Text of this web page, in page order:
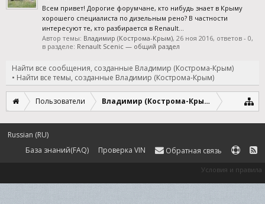
Всем привет! Дорогие форумчане, кто нибудь знает в Крыму
хорошего специалиста по дизельным рено? В частности
интересуют те, кто разбирается в Renault...
Автор темы: Владимир (Кострома-Крым), 26 ноя 2016, ответов - 0,
в разделе: Renault Scenic — общий раздел
Найти все сообщения, созданные Владимир (Кострома-Крым)
Найти все темы, созданные Владимир (Кострома-Крым)
Пользователи Владимир (Кострома-Крым)
Russian (RU)
База знаний(FAQ)
Проверка VIN Обратная связь
Условия и правила